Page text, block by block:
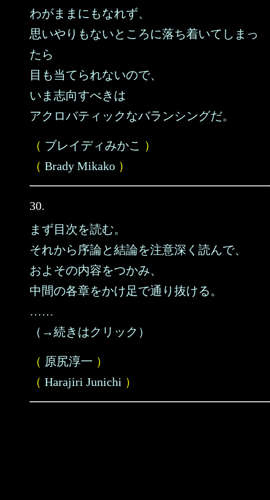
わがままにもなれず、
思いやりもないところに落ち着いてしまっ
たら
目も当てられないので、
いま志向すべきは
アクロバティックなバランシングだ。
（ ブレイディみかこ ）
（ Brady Mikako ）
30.
まず目次を読む。
それから序論と結論を注意深く読んで、
およその内容をつかみ、
中間の各章をかけ足で通り抜ける。
……
（→続きはクリック）
（ 原尻淳一 ）
（ Harajiri Junichi ）